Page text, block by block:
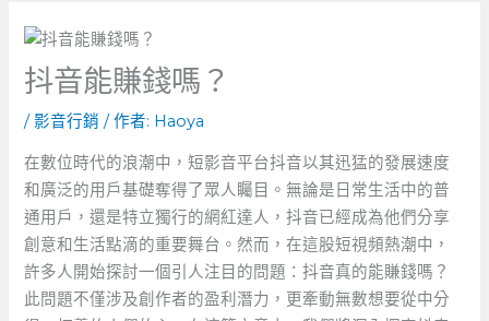
抖音能賺錢嗎？
/影音行銷 / 作者: Haoya
在數位時代的浪潮中，短影音平台抖音以其迅猛的發展速度
和廣泛的用戶基礎奪得了眾人矚目。無論是日常生活中的普
通用戶，還是特立獨行的網紅達人，抖音已經成為他們分享
創意和生活點滴的重要舞台。然而，在這股短視頻熱潮中，
許多人開始探討一個引人注目的問題：抖音真的能賺錢嗎？
此問題不僅涉及創作者的盈利潛力，更牽動無數想要從中分